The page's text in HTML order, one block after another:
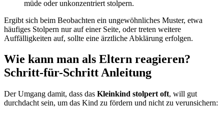
müde oder unkonzentriert stolpern.
Ergibt sich beim Beobachten ein ungewöhnliches Muster, etwa
häufiges Stolpern nur auf einer Seite, oder treten weitere
Auffälligkeiten auf, sollte eine ärztliche Abklärung erfolgen.
Wie kann man als Eltern reagieren?
Schritt-für-Schritt Anleitung
Der Umgang damit, dass das Kleinkind stolpert oft, will gut
durchdacht sein, um das Kind zu fördern und nicht zu verunsichern: